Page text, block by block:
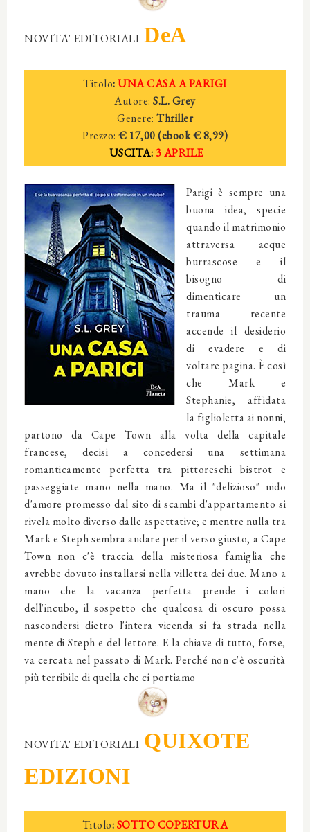
NOVITA' EDITORIALI DeA
Titolo:UNA CASA A PARIGI
Autore:S.L. Grey
Genere: Thriller
Prezzo: € 17,00 (ebook € 8,99)
USCITA: 3 APRILE
Parigi è sempre una
buona idea, specie
quando il matrimonio
attraversa acque
burrascose e il
bisogno di
dimenticare un
trauma recente
accende il desiderio
di evadere e di
voltare pagina. È così
che Mark e
Stephanie, affidata
la figlioletta ai nonni,
partono da Cape Town alla volta della capitale
francese, decisi a concedersi una settimana
romanticamente perfetta tra pittoreschi bistrot e
passeggiate mano nella mano. Ma il "delizioso" nido
d'amore promesso dal sito di scambi d'appartamento si
rivela molto diverso dalle aspettative; e mentre nulla tra
Mark e Steph sembra andare per il verso giusto, a Cape
Town non c'è traccia della misteriosa famiglia che
avrebbe dovuto installarsi nella villetta dei due. Mano a
mano che la vacanza perfetta prende i colori
dell'incubo, il sospetto che qualcosa di oscuro possa
nascondersi dietro l'intera vicenda si fa strada nella
mente di Steph e del lettore. E la chiave di tutto, forse,
va cercata nel passato di Mark. Perché non c'è oscurità
più terribile di quella che ci portiamo
NOVITA' EDITORIALI QUIXOTE
EDIZIONI
Titolo:SOTTO COPERTURA